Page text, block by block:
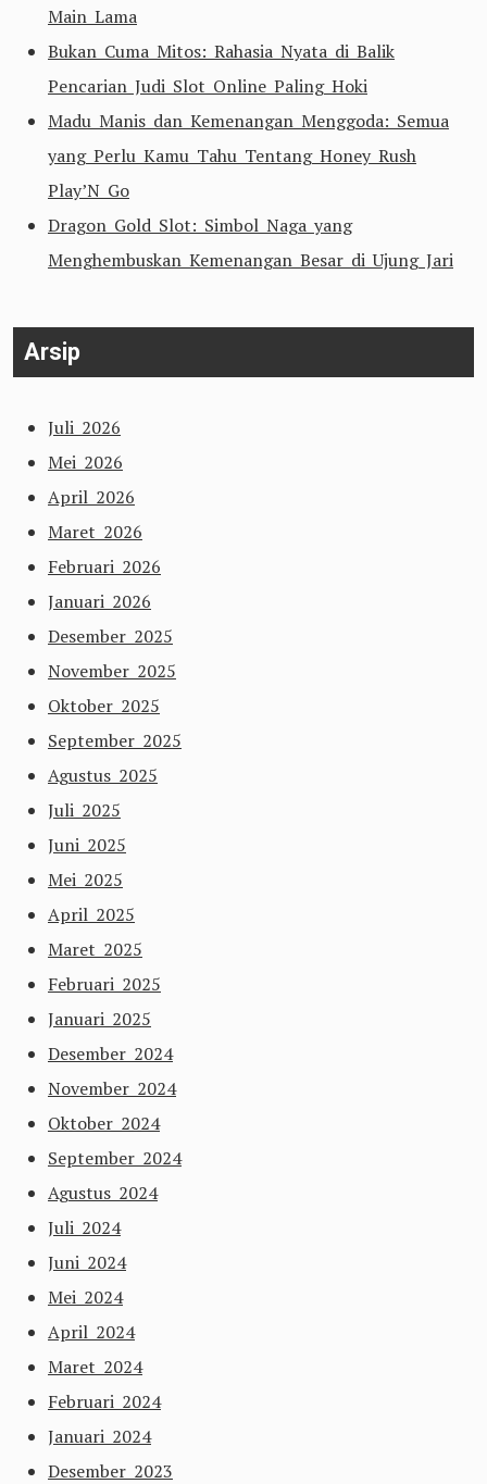
Main Lama
Bukan Cuma Mitos: Rahasia Nyata di Balik
Pencarian Judi Slot Online Paling Hoki
Madu Manis dan Kemenangan Menggoda: Semua
yang Perlu Kamu Tahu Tentang Honey Rush
Play’N Go
Dragon Gold Slot: Simbol Naga yang
Menghembuskan Kemenangan Besar di Ujung Jari
Arsip
Juli 2026
Mei 2026
April 2026
Maret 2026
Februari 2026
Januari 2026
Desember 2025
November 2025
Oktober 2025
September 2025
Agustus 2025
Juli 2025
Juni 2025
Mei 2025
April 2025
Maret 2025
Februari 2025
Januari 2025
Desember 2024
November 2024
Oktober 2024
September 2024
Agustus 2024
Juli 2024
Juni 2024
Mei 2024
April 2024
Maret 2024
Februari 2024
Januari 2024
Desember 2023